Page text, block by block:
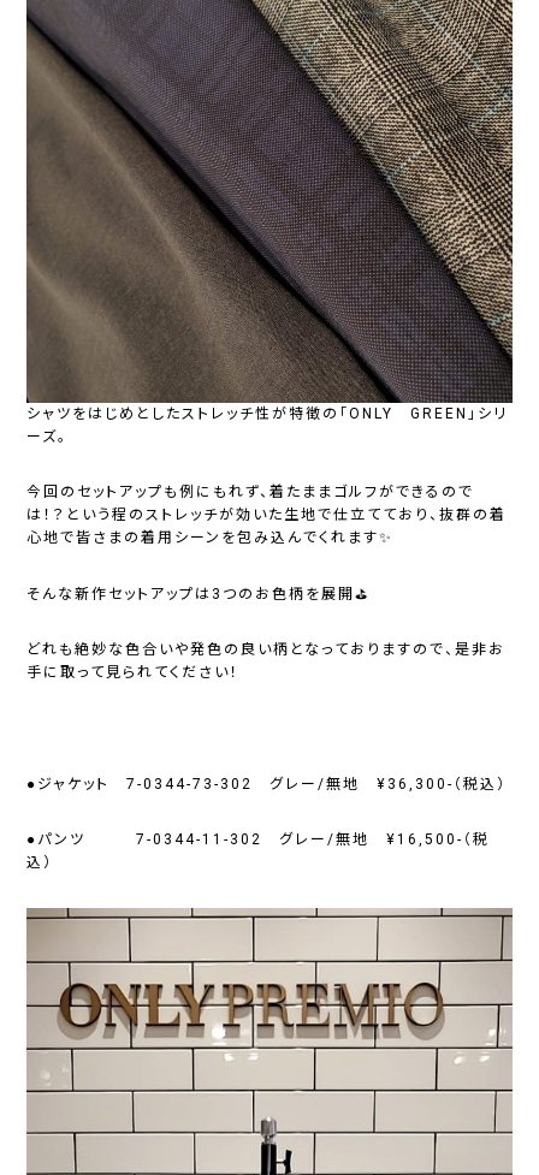
シャツをはじめとしたストレッチ性が特徴の「ONLY GREEN」シリ
ーズ。
今回のセットアップも例にもれず、着たままゴルフができるので
は！？という程のストレッチが効いた生地で仕立てており、抜群の着
心地で皆さまの着用シーンを包み込んでくれます✨
そんな新作セットアップは3つのお色柄を展開⛳
どれも絶妙な色合いや発色の良い柄となっておりますので、是非お
手に取って見られてください！
●ジャケット 7-0344-73-302 グレー/無地 ¥36,300-（税込）
●パンツ 7-0344-11-302 グレー/無地 ¥16,500-（税
込）